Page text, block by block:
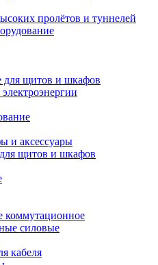
пролётов и туннелей
для щитов и шкафов
и аксессуары
щитов и шкафов
коммутационное
силовые
кабеля